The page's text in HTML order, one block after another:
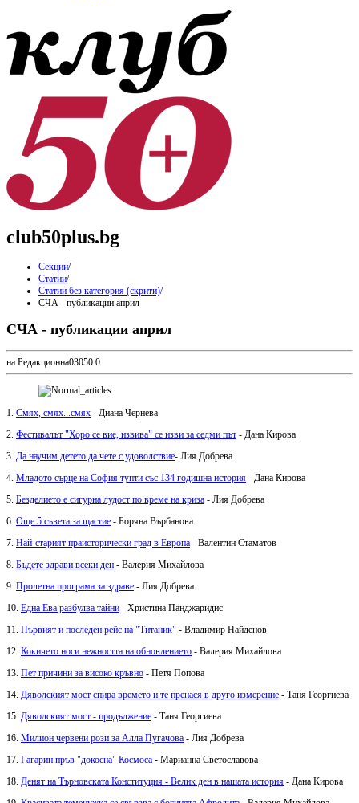
club50plus.bg
Секции/
Статии/
Статии без категория (скрити)/
СЧА - публикации април
СЧА - публикации април
на Редакционна03050.0
1. Смях, смях...смях - Диана Чернева
2. Фестивалът "Хоро се вие, извива" се изви за седми път - Дана Кирова
3. Да научим детето да чете с удоволствие- Лия Добрева
4. Младото сърце на София тупти със 134 годишна история - Дана Кирова
5. Безделието е сигурна лудост по време на криза - Лия Добрева
6. Още 5 съвета за щастие - Боряна Върбанова
7. Най-старият праисторически град в Eвропа - Валентин Стаматов
8. Бъдете здрави всеки ден - Валерия Михайлова
9. Пролетна програма за здраве - Лия Добрева
10. Една Ева разбулва тайни - Христина Панджаридис
11. Първият и последен рейс на "Титаник" - Владимир Найденов
12. Кокичето носи нежността на обновлението - Валерия Михайлова
13. Пет причини за високо кръвно - Петя Попова
14. Дяволският мост спира времето и те пренася в друго измерение - Таня Георгиева
15. Дяволският мост - продължение - Таня Георгиева
16. Милион червени рози за Алла Пугачова - Лия Добрева
17. Гагарин пръв "докосна" Космоса - Марианна Светославова
18. Денят на Търновската Конституция - Велик ден в нашата история - Дана Кирова